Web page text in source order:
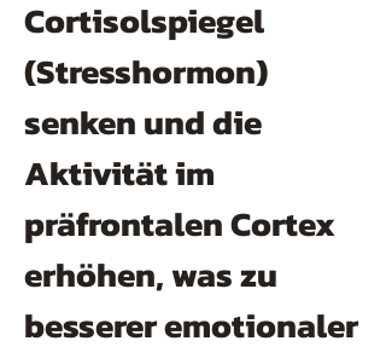
Cortisolspiegel
(Stresshormon)
senken und die
Aktivität im
präfrontalen Cortex
erhöhen, was zu
besserer emotionaler